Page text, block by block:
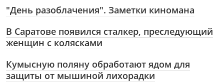
"День разоблачения". Заметки киномана
В Саратове появился сталкер, преследующий
женщин с колясками
Кумысную поляну обработают ядом для
защиты от мышиной лихорадки